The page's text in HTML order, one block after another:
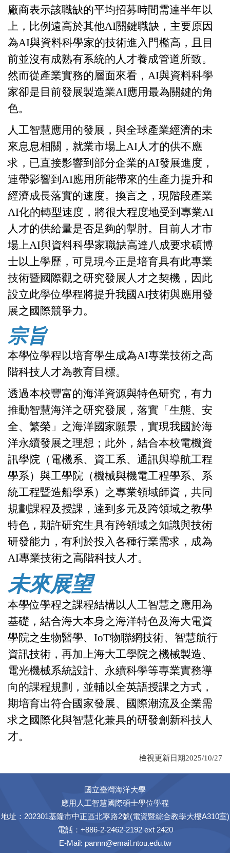
廠商表示該職缺的平均招募時間需達半年以
上，比例遠高於其他AI關鍵職缺，主要原因
為AI與資料科學家的技術進入門檻高，且目
前並沒有成熟有系統的人才養成管道所致。
然而從產業實務的層面來看， AI與資料科學
家卻是目前發展製造業AI應用最為關鍵的角
色。
人工智慧應用的發展，與全球產業經濟的未
來息息相關，就業市場上AI人才的供不應
求，已直接影響到部分企業的AI發展進度，
連帶影響到 AI應用所能帶來的生產力提升和
經濟成長落實的速度。換言之，現階段產業
AI化的轉型速度，將很大程度地受到專業AI
人才的供給量是否足夠的掣肘。目前人才市
場上AI與資料科學家職缺高達八成要求碩博
士以上學歷，可見現今正是培育具有此專業
技術暨國際觀之研究發展人才之契機，因此
設立此學位學程將提升我國 AI技術與應用發
展之國際競爭力。
宗旨
本學位學程以培育學生成為AI專業技術之高
階科技人才為教育目標。
透過本校豐富的海洋資源與特色研究，有力
推動智慧海洋之研究發展， 落實「生態、安
全、繁榮」之海洋國家願景，實現我國於海
洋永續發展之理想；此外， 結合本校電機資
訊學院（電機系、資工系、通訊與導航工程
學系） 與工學院（機械與機電工程學系、系
統工程暨造船學系）之專業領域師資 ， 共同
規劃課程及授課，達到多元及跨領域之教學
特色，期許研究生具有跨領域之知識與技術
研發能力，有利於投入各種行業需求，成為
AI專業技術之高階科技人才。
未來展望
本學位學程之課程結構以人工智慧之應用為
基礎，結合海大本身之海洋特色及海大電資
學院之生物醫學、 IoT物聯網技術、智慧航行
資訊技術，再加上海大工學院之機械製造、
電光機械系統設計、永續科學等專業實務導
向的課程規劃，並輔以全英語授課之方式，
期培育出符合國家發展、國際潮流及企業需
求之國際化與智慧化兼具的研發創新科技人
才。
檢視更新日期2025/10/27
國立臺灣海洋大學
應用人工智慧國際碩士學位學程
地址：202301基隆市中正區北寧路2號(電資暨綜合教學大樓A310室)
電話：+886-2-2462-2192 ext 2420
E-Mail: pannn@email.ntou.edu.tw